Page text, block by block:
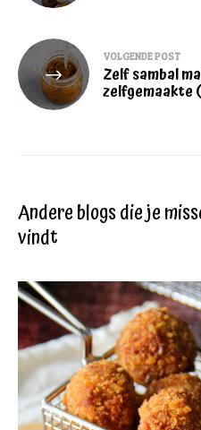
VOLGENDE POST
Zelf sambal
zelfgemaakte
Andere blogs die je
vindt